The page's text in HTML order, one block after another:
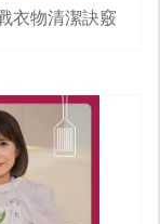
衣物清潔訣竅